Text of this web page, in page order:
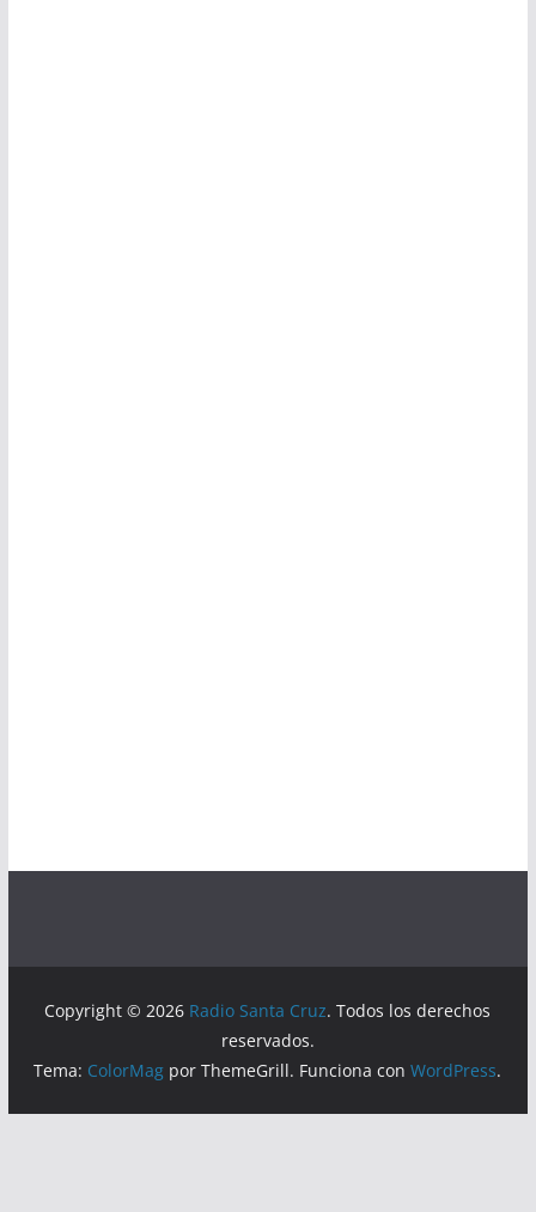
Copyright © 2026 Radio Santa Cruz. Todos los derechos
reservados.
Tema: ColorMag por ThemeGrill. Funciona conWordPress.